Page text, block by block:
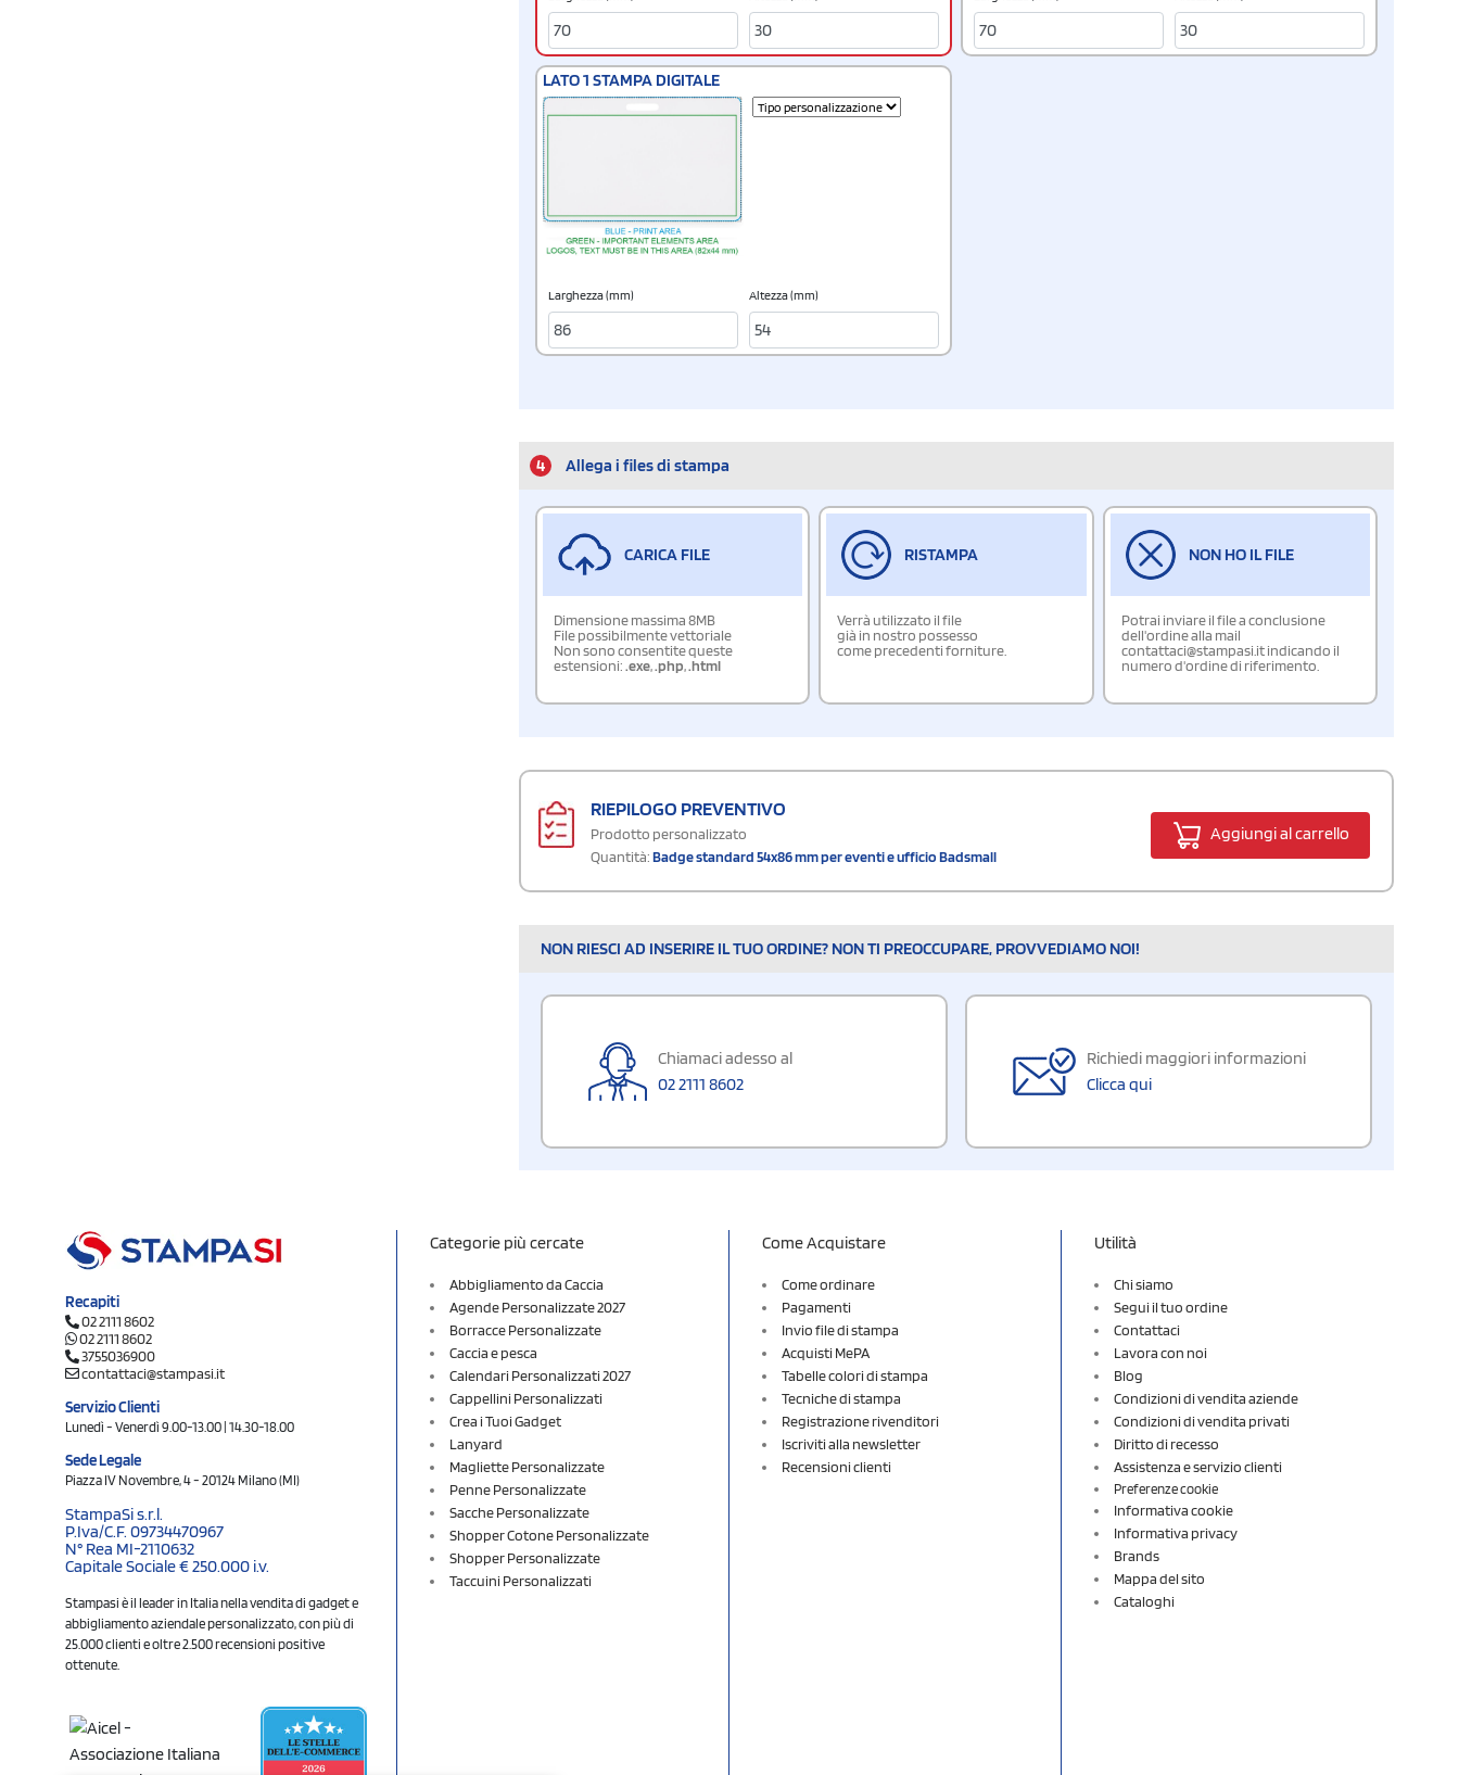
LATO 1 STAMPA DIGITALE
Larghezza (mm) Altezza (mm)
4 Allega i files di stampa
CARICA FILE
Dimensione massima 8MB
File possibilmente vettoriale
Non sono consentite queste
estensioni:.exe,.php,.html
RISTAMPA
Verrà utilizzato il file
già in nostro possesso
come precedenti forniture.
NON HO IL FILE
Potrai inviare il file a conclusione
dell'ordine alla mail
contattaci@stampasi.it indicando il
numero d'ordine di riferimento.
RIEPILOGO PREVENTIVO
Prodotto personalizzato
Quantità:Badge standard 54x86 mm per eventi e ufficio Badsmall
Aggiungi al carrello
NON RIESCI AD INSERIRE IL TUO ORDINE? NON TI PREOCCUPARE, PROVVEDIAMO NOI!
Chiamaci adesso al
02 2111 8602
Richiedi maggiori informazioni
Clicca qui
Recapiti
02 2111 8602
02 2111 8602
3755036900
contattaci@stampasi.it
Servizio Clienti
Lunedì - Venerdì 9.00-13.00 | 14.30-18.00
Sede Legale
Piazza IV Novembre, 4 - 20124 Milano (MI)
StampaSi s.r.l.
P.Iva/C.F. 09734470967
N° Rea MI-2110632
Capitale Sociale € 250.000 i.v.
Stampasi è il leader in Italia nella vendita di gadget e
abbigliamento aziendale personalizzato, con più di
25.000 clienti e oltre 2.500 recensioni positive
ottenute.
Categorie più cercate
Abbigliamento da Caccia
Agende Personalizzate 2027
Borracce Personalizzate
Caccia e pesca
Calendari Personalizzati 2027
Cappellini Personalizzati
Crea i Tuoi Gadget
Lanyard
Magliette Personalizzate
Penne Personalizzate
Sacche Personalizzate
Shopper Cotone Personalizzate
Shopper Personalizzate
Taccuini Personalizzati
Come Acquistare
Come ordinare
Pagamenti
Invio file di stampa
Acquisti MePA
Tabelle colori di stampa
Tecniche di stampa
Registrazione rivenditori
Iscriviti alla newsletter
Recensioni clienti
Utilità
Chi siamo
Segui il tuo ordine
Contattaci
Lavora con noi
Blog
Condizioni di vendita aziende
Condizioni di vendita privati
Diritto di recesso
Assistenza e servizio clienti
Preferenze cookie
Informativa cookie
Informativa privacy
Brands
Mappa del sito
Cataloghi